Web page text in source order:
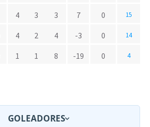
4 3 3 7 0 15
4 2 4 -3 0 14
1 1 8 -19 0 4
GOLEADORES